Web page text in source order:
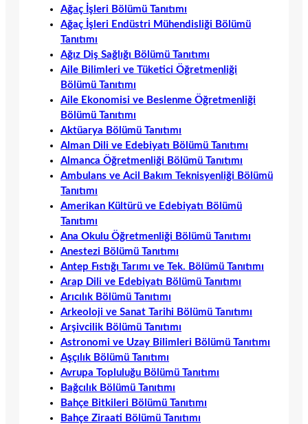
Ağaç İşleri Bölümü Tanıtımı
Ağaç İşleri Endüstri Mühendisliği Bölümü
Tanıtımı
Ağız Diş Sağlığı Bölümü Tanıtımı
Aile Bilimleri ve Tüketici Öğretmenliği
Bölümü Tanıtımı
Aile Ekonomisi ve Beslenme Öğretmenliği
Bölümü Tanıtımı
Aktüarya Bölümü Tanıtımı
Alman Dili ve Edebiyatı Bölümü Tanıtımı
Almanca Öğretmenliği Bölümü Tanıtımı
Ambulans ve Acil Bakım Teknisyenliği Bölümü
Tanıtımı
Amerikan Kültürü ve Edebiyatı Bölümü
Tanıtımı
Ana Okulu Öğretmenliği Bölümü Tanıtımı
Anestezi Bölümü Tanıtımı
Antep Fıstığı Tarımı ve Tek. Bölümü Tanıtımı
Arap Dili ve Edebiyatı Bölümü Tanıtımı
Arıcılık Bölümü Tanıtımı
Arkeoloji ve Sanat Tarihi Bölümü Tanıtımı
Arşivcilik Bölümü Tanıtımı
Astronomi ve Uzay Bilimleri Bölümü Tanıtımı
Aşçılık Bölümü Tanıtımı
Avrupa Topluluğu Bölümü Tanıtımı
Bağcılık Bölümü Tanıtımı
Bahçe Bitkileri Bölümü Tanıtımı
Bahçe Ziraati Bölümü Tanıtımı